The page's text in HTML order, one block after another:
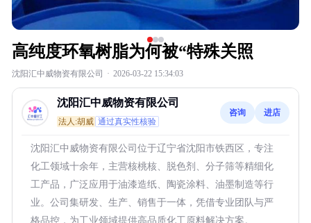
高纯度环氧树脂为何被“特殊关照
沈阳汇中威物资有限公司 · 2026-03-22 15:34:03
沈阳汇中威物资有限公司
法人:胡威 通过真实性核验
咨询 进店
沈阳汇中威物资有限公司位于辽宁省沈阳市铁西区，专注
化工领域十余年，主营核桃核、脱色剂、分子筛等精细化
工产品，广泛应用于油漆造纸、陶瓷涂料、油墨制造等行
业。公司集研发、生产、销售于一体，凭借专业团队与严
格品控，为工业领域提供高品质化工原料解决方案。